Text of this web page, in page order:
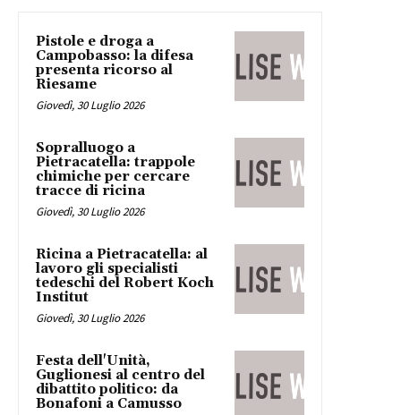
Pistole e droga a
Campobasso: la difesa
presenta ricorso al
Riesame
Giovedì, 30 Luglio 2026
Sopralluogo a
Pietracatella: trappole
chimiche per cercare
tracce di ricina
Giovedì, 30 Luglio 2026
Ricina a Pietracatella: al
lavoro gli specialisti
tedeschi del Robert Koch
Institut
Giovedì, 30 Luglio 2026
Festa dell'Unità,
Guglionesi al centro del
dibattito politico: da
Bonafoni a Camusso